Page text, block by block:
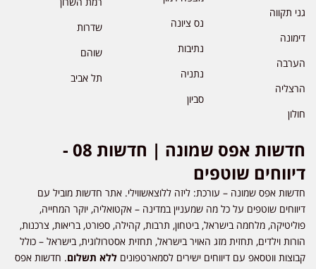
גני תקווה
דימונה
הערבה
הרצליה
חולון
נס ציונה
נתיבות
נתניה
סביון
שדרות
שוהם
תל אביב
חדשות אפס שמונה | חדשות 08 -
דיווחים שוטפים
חדשות אפס שמונה – עורכת: ליזה ללוצאשווילי. אתר חדשות מוביל עם
דיווחים שוטפים על כל מה שמעניין במדינה – אקטואליה, יוקר המחייה,
פוליטיקה, מלחמה בישראל, ביטחון, תרבות, קהילה, ספורט, בריאות, צרכנות,
הורות וילדים, תחזית מזג האויר בישראל, תחזית אסטרולוגית, בישראל – כולל
קבוצות ווטסאפ עם דיווחים ישירים לסמארטפונים ללא תשלום. חדשות אפס